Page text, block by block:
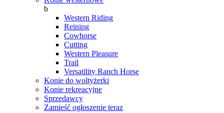
b
Western Riding
Reining
Cowhorse
Cutting
Western Pleasure
Trail
Versatility Ranch Horse
Konie do woltyżerki
Konie rekreacyjne
Sprzedawcy
Zamieść ogłoszenie teraz